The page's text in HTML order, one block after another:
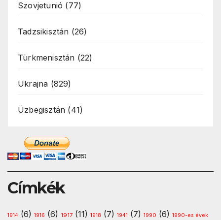
Szovjetunió (77)
Tadzsikisztán (26)
Türkmenisztán (22)
Ukrajna (829)
Üzbegisztán (41)
Címkék
1914 (6) 1916 (6) 1917 (11) 1918 (7) 1941 (7) 1990 (6) 1990-es évek